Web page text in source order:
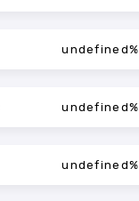
undefined%
undefined%
undefined%